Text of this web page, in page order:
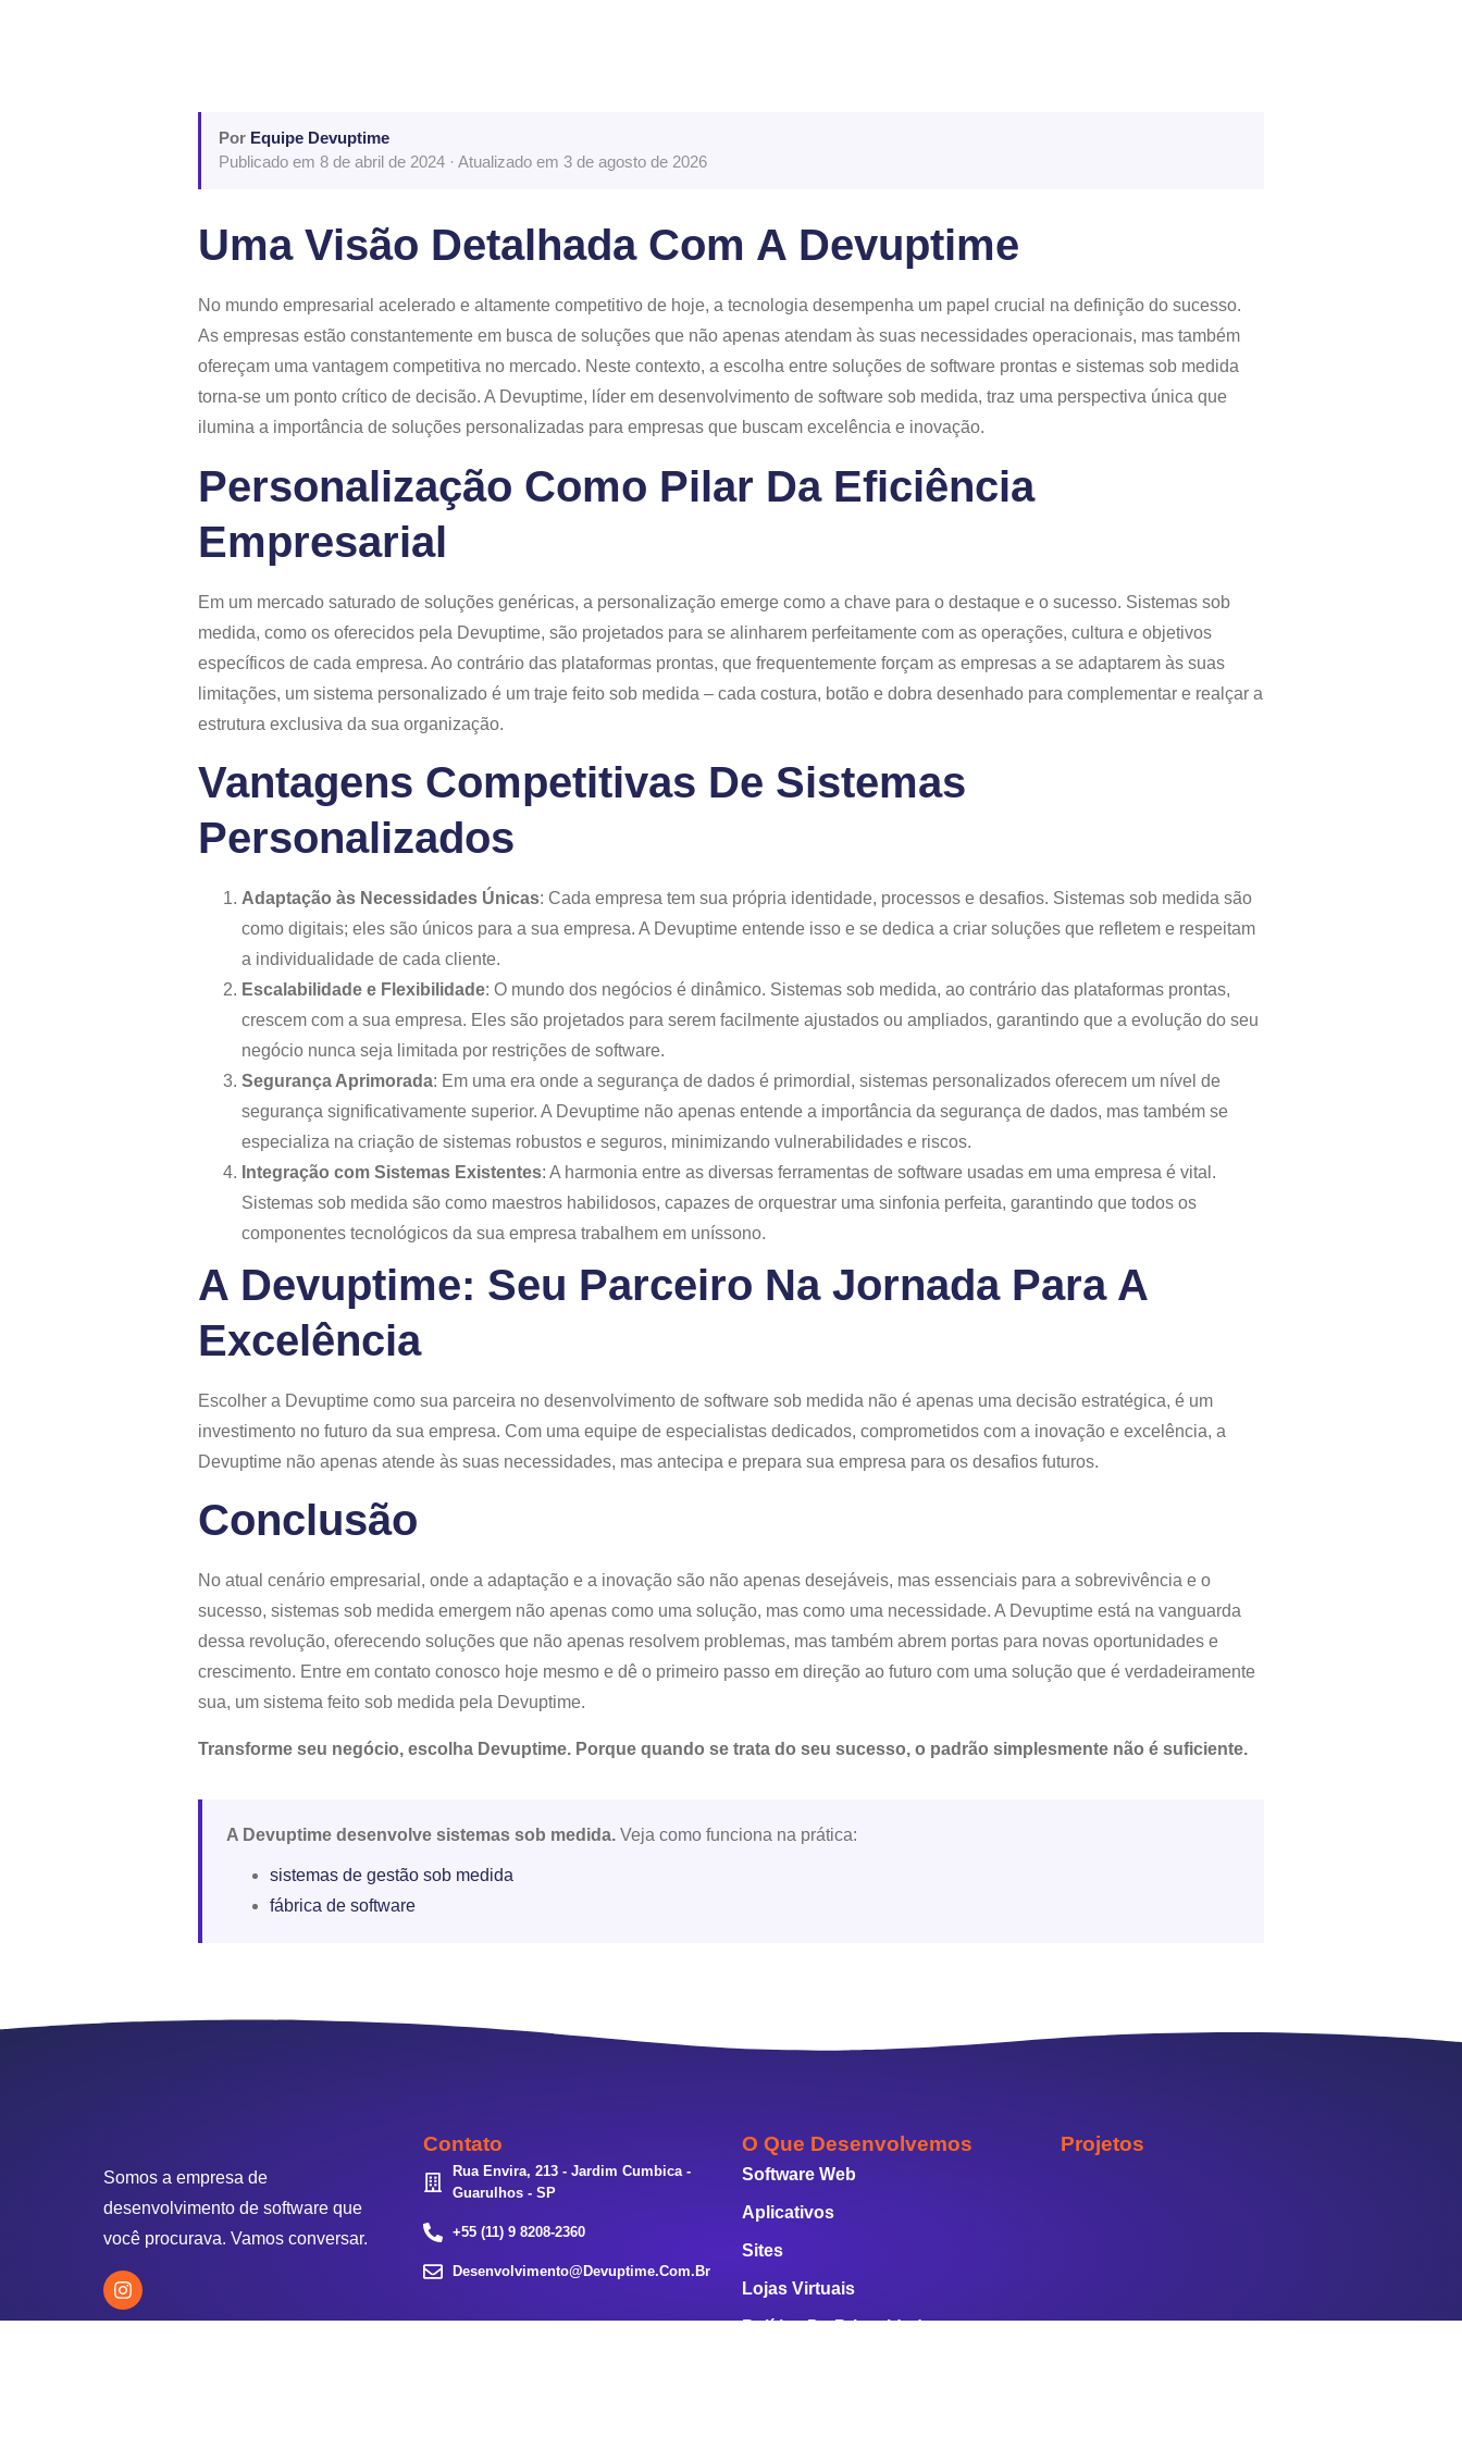
Por Equipe Devuptime
Publicado em 8 de abril de 2024 · Atualizado em 3 de agosto de 2026
Uma Visão Detalhada Com A Devuptime
No mundo empresarial acelerado e altamente competitivo de hoje, a tecnologia desempenha um papel crucial na definição do sucesso.
As empresas estão constantemente em busca de soluções que não apenas atendam às suas necessidades operacionais, mas também
ofereçam uma vantagem competitiva no mercado. Neste contexto, a escolha entre soluções de software prontas e sistemas sob medida
torna-se um ponto crítico de decisão. A Devuptime, líder em desenvolvimento de software sob medida, traz uma perspectiva única que
ilumina a importância de soluções personalizadas para empresas que buscam excelência e inovação.
Personalização Como Pilar Da Eficiência
Empresarial
Em um mercado saturado de soluções genéricas, a personalização emerge como a chave para o destaque e o sucesso. Sistemas sob
medida, como os oferecidos pela Devuptime, são projetados para se alinharem perfeitamente com as operações, cultura e objetivos
específicos de cada empresa. Ao contrário das plataformas prontas, que frequentemente forçam as empresas a se adaptarem às suas
limitações, um sistema personalizado é um traje feito sob medida – cada costura, botão e dobra desenhado para complementar e realçar a
estrutura exclusiva da sua organização.
Vantagens Competitivas De Sistemas
Personalizados
Adaptação às Necessidades Únicas: Cada empresa tem sua própria identidade, processos e desafios. Sistemas sob medida são
como digitais; eles são únicos para a sua empresa. A Devuptime entende isso e se dedica a criar soluções que refletem e respeitam
a individualidade de cada cliente.
Escalabilidade e Flexibilidade: O mundo dos negócios é dinâmico. Sistemas sob medida, ao contrário das plataformas prontas,
crescem com a sua empresa. Eles são projetados para serem facilmente ajustados ou ampliados, garantindo que a evolução do seu
negócio nunca seja limitada por restrições de software.
Segurança Aprimorada: Em uma era onde a segurança de dados é primordial, sistemas personalizados oferecem um nível de
segurança significativamente superior. A Devuptime não apenas entende a importância da segurança de dados, mas também se
especializa na criação de sistemas robustos e seguros, minimizando vulnerabilidades e riscos.
Integração com Sistemas Existentes: A harmonia entre as diversas ferramentas de software usadas em uma empresa é vital.
Sistemas sob medida são como maestros habilidosos, capazes de orquestrar uma sinfonia perfeita, garantindo que todos os
componentes tecnológicos da sua empresa trabalhem em uníssono.
A Devuptime: Seu Parceiro Na Jornada Para A
Excelência
Escolher a Devuptime como sua parceira no desenvolvimento de software sob medida não é apenas uma decisão estratégica, é um
investimento no futuro da sua empresa. Com uma equipe de especialistas dedicados, comprometidos com a inovação e excelência, a
Devuptime não apenas atende às suas necessidades, mas antecipa e prepara sua empresa para os desafios futuros.
Conclusão
No atual cenário empresarial, onde a adaptação e a inovação são não apenas desejáveis, mas essenciais para a sobrevivência e o
sucesso, sistemas sob medida emergem não apenas como uma solução, mas como uma necessidade. A Devuptime está na vanguarda
dessa revolução, oferecendo soluções que não apenas resolvem problemas, mas também abrem portas para novas oportunidades e
crescimento. Entre em contato conosco hoje mesmo e dê o primeiro passo em direção ao futuro com uma solução que é verdadeiramente
sua, um sistema feito sob medida pela Devuptime.
Transforme seu negócio, escolha Devuptime. Porque quando se trata do seu sucesso, o padrão simplesmente não é suficiente.
A Devuptime desenvolve sistemas sob medida. Veja como funciona na prática:
sistemas de gestão sob medida
fábrica de software
Somos a empresa de
desenvolvimento de software que
você procurava. Vamos conversar.
Contato
Rua Envira, 213 - Jardim Cumbica -
Guarulhos - SP
+55 (11) 9 8208-2360
Desenvolvimento@devuptime.com.br
O Que Desenvolvemos
Software Web
Aplicativos
Sites
Lojas Virtuais
Política De Privacidade
Projetos